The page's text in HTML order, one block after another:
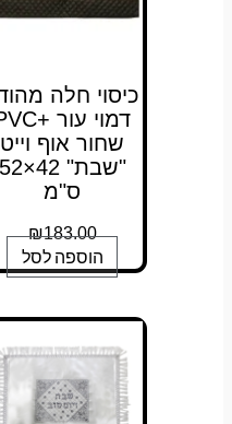
כיסוי חלה מהודר
דמוי עור +PVC
שחור אוף וייט
"שבת" 42×52
ס"מ
₪183.00
הוספה לסל